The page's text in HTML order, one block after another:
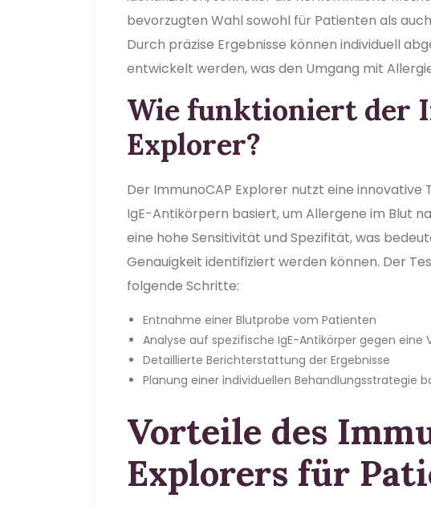
bevorzugten Wahl sowohl für Patienten als
Durch präzise Ergebnisse können individuell
entwickelt werden, was den Umgang mit
Wie funktioniert der
Explorer?
Der ImmunoCAP Explorer nutzt eine innovative
IgE-Antikörpern basiert, um Allergene im Blut
eine hohe Sensitivität und Spezifität, was
Genauigkeit identifiziert werden können. Der
folgende Schritte:
Entnahme einer Blutprobe vom Patienten
Analyse auf spezifische IgE-Antikörper gegen eine
Detaillierte Berichterstattung der Ergebnisse
Planung einer individuellen Behandlungsstrategie
Vorteile des
Explorers für